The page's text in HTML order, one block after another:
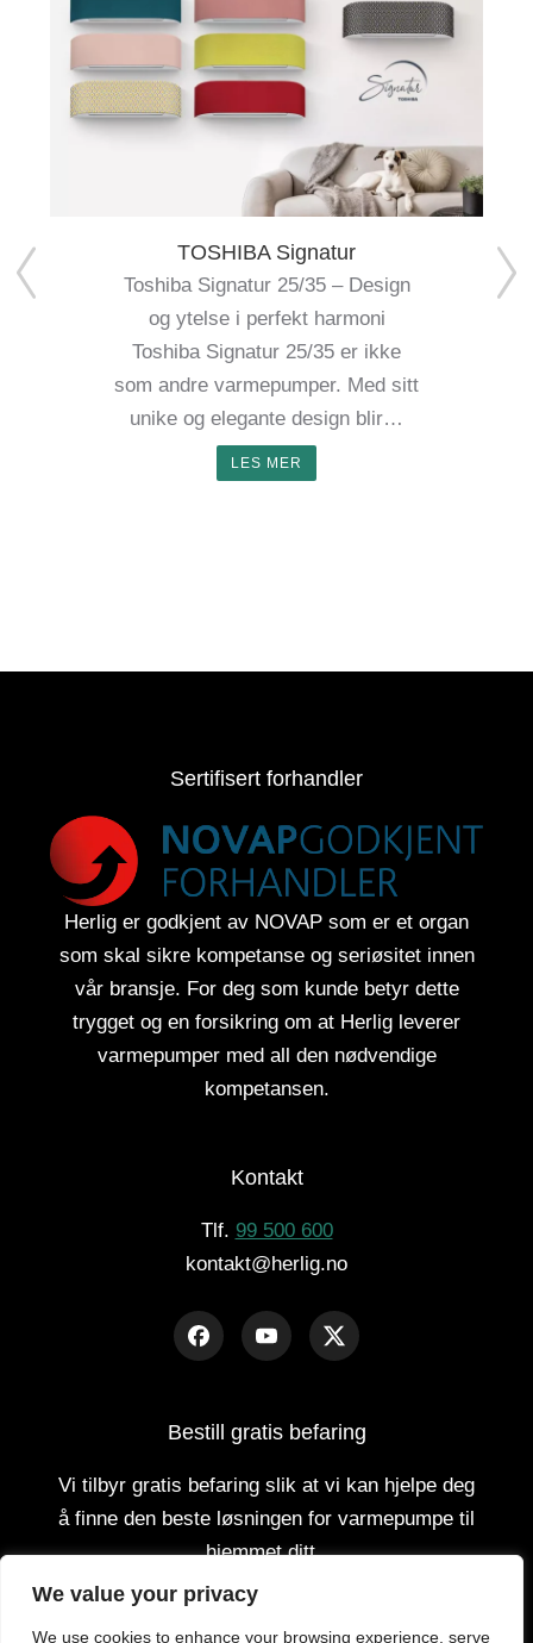
We value your privacy
We use cookies to enhance your browsing experience, serve
TOSHIBA Signatur
Toshiba Signatur 25/35 – Design
og ytelse i perfekt harmoni
Toshiba Signatur 25/35 er ikke
som andre varmepumper. Med sitt
unike og elegante design blir…
LES MER
Sertifisert forhandler
Herlig er godkjent av NOVAP som er et organ
som skal sikre kompetanse og seriøsitet innen
vår bransje. For deg som kunde betyr dette
trygget og en forsikring om at Herlig leverer
varmepumper med all den nødvendige
kompetansen.
Kontakt
Tlf. 99 500 600
kontakt@herlig.no
Bestill gratis befaring
Vi tilbyr gratis befaring slik at vi kan hjelpe deg
å finne den beste løsningen for varmepumpe til
hjemmet ditt.
GRATIS BEFARING